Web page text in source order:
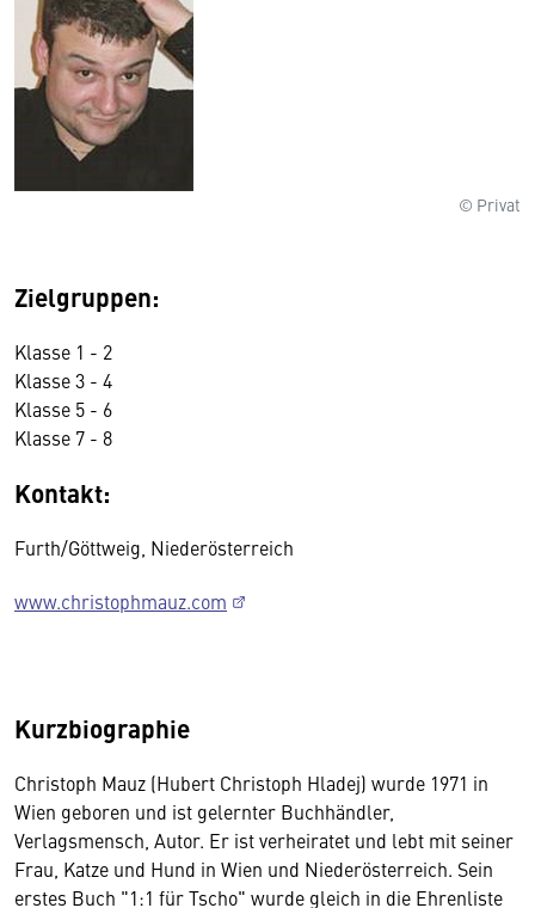
© Privat
Zielgruppen:
Klasse 1 - 2
Klasse 3 - 4
Klasse 5 - 6
Klasse 7 - 8
Kontakt:
Furth/Göttweig, Niederösterreich
www.christophmauz.com
Kurzbiographie
Christoph Mauz (Hubert Christoph Hladej) wurde 1971 in
Wien geboren und ist gelernter Buchhändler,
Verlagsmensch, Autor. Er ist verheiratet und lebt mit seiner
Frau, Katze und Hund in Wien und Niederösterreich. Sein
erstes Buch "1:1 für Tscho" wurde gleich in die Ehrenliste